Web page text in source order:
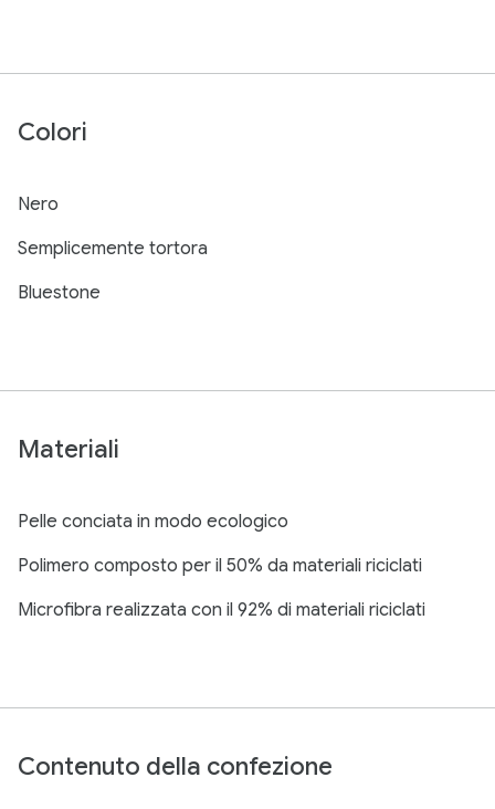
Colori
Nero
Semplicemente tortora
Bluestone
Materiali
Pelle conciata in modo ecologico
Polimero composto per il 50% da materiali riciclati
Microfibra realizzata con il 92% di materiali riciclati
Contenuto della confezione